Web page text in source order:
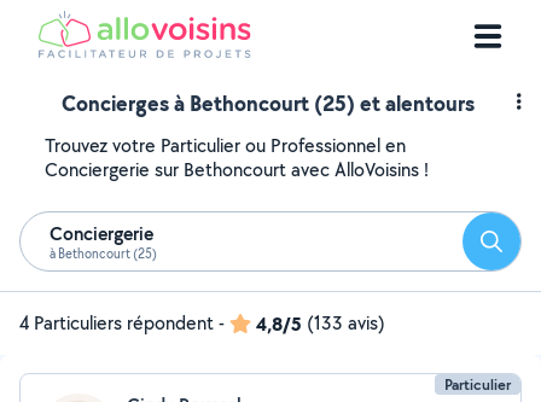
Concierges à Bethoncourt (25) et alentours
Trouvez votre Particulier ou Professionnel en
Conciergerie sur Bethoncourt avec AlloVoisins !
Conciergerie
à Bethoncourt (25)
4 Particuliers répondent- 4,8/5 (133 avis)
Particulier